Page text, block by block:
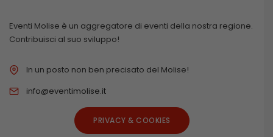
Eventi Molise è un aggregatore di eventi della nostra regione.
Contribuisci al suo sviluppo!
In un posto non ben precisato del Molise!
info@eventimolise.it
PRIVACY & COOKIES